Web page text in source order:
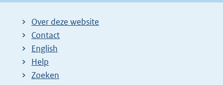
Over deze website
Contact
English
Help
Zoeken